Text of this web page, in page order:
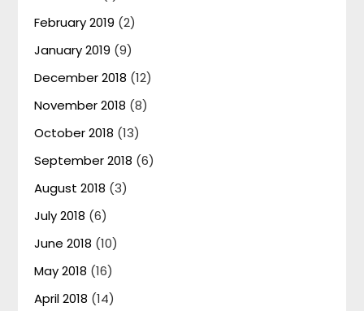
February 2019 (2)
January 2019 (9)
December 2018 (12)
November 2018 (8)
October 2018 (13)
September 2018 (6)
August 2018 (3)
July 2018 (6)
June 2018 (10)
May 2018 (16)
April 2018 (14)